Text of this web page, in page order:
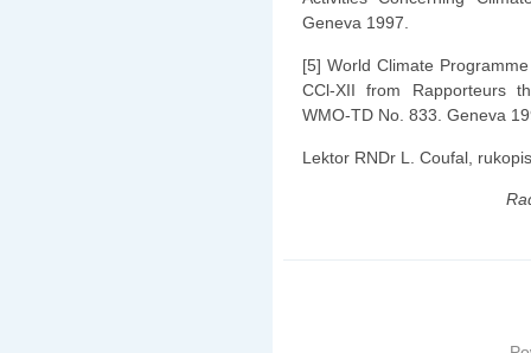
Geneva 1997.
[5] World Climate
CCl-XII from Rapporteurs
WMO-TD No. 833. Geneva
Lektor RNDr L. Coufal,